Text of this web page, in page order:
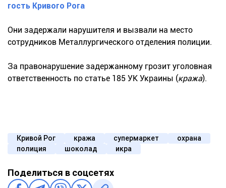
гость Кривого Рога
Они задержали нарушителя и вызвали на место
сотрудников Металлургического отделения полиции.
За правонарушение задержанному грозит уголовная
ответственность по статье 185 УК Украины (кража).
Кривой Рог кража супермаркет
охрана
полиция
шоколад икра
Поделиться в соцсетях